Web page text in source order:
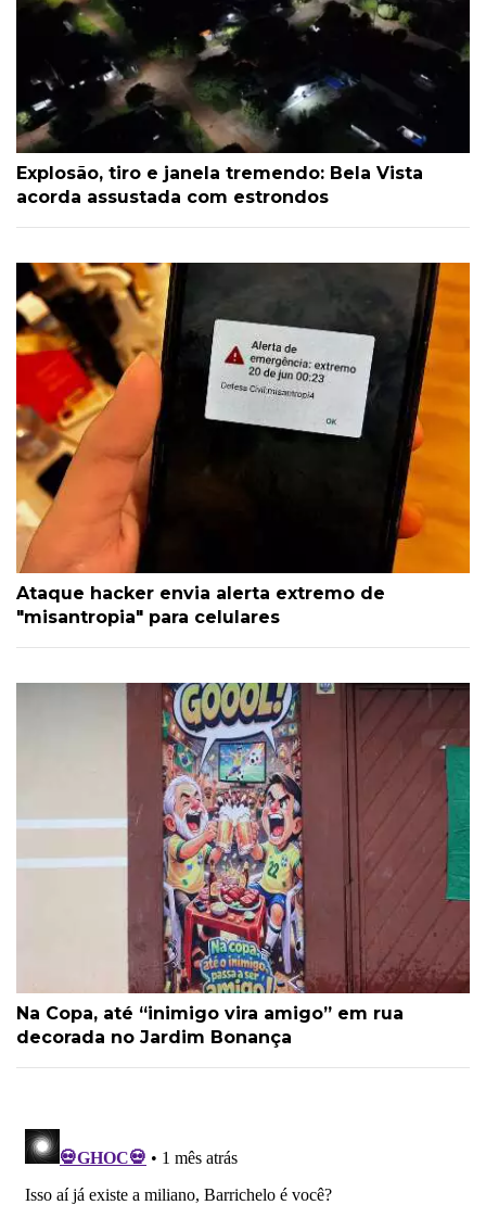
Explosão, tiro e janela tremendo: Bela Vista
acorda assustada com estrondos
Ataque hacker envia alerta extremo de
"misantropia" para celulares
Na Copa, até “inimigo vira amigo” em rua
decorada no Jardim Bonança